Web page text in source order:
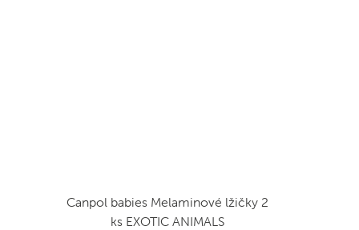
Canpol babies Melaminové lžičky 2
ks EXOTIC ANIMALS